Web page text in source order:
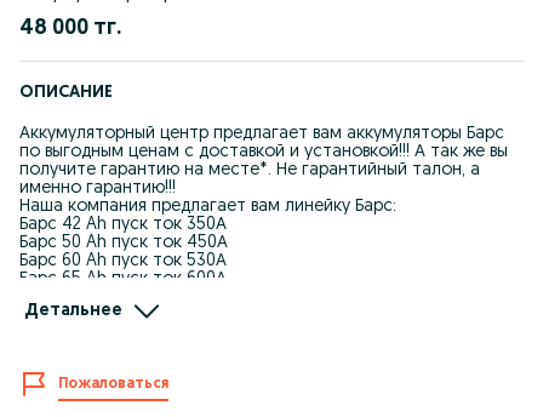
48 000 тг.
ОПИСАНИЕ
Аккумуляторный центр предлагает вам аккумуляторы Барс
по выгодным ценам с доставкой и установкой!!! А так же вы
получите гарантию на месте*. Не гарантийный талон, а
именно гарантию!!!
Наша компания предлагает вам линейку Барс:
Барс 42 Ah пуск ток 350А
Барс 50 Ah пуск ток 450А
Барс 60 Ah пуск ток 530А
Барс 65 Ah пуск ток 600А
Барс 100 Ah пуск ток 800А
Наша компания существует на рынке более 10 лет, и
предлагает вам качественный и доступный сервис!
Детальнее
Пожаловаться